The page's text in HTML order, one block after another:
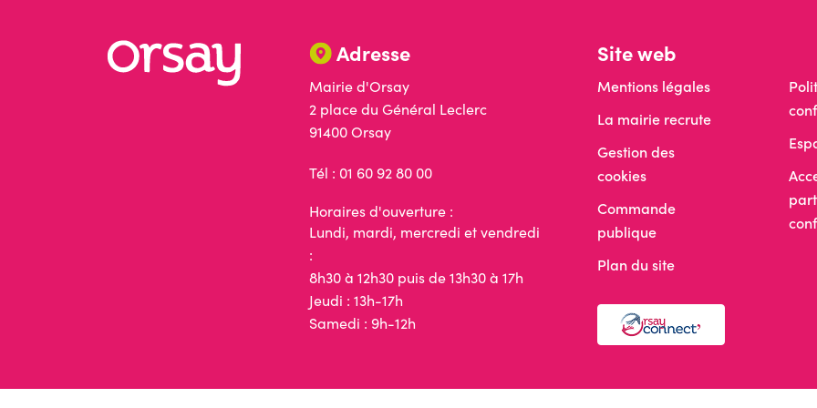
Adresse
Mairie d'Orsay
2 place du Général Leclerc
91400 Orsay
Tél : 01 60 92 80 00
Horaires d'ouverture :
Lundi, mardi, mercredi et vendredi
:
8h30 à 12h30 puis de 13h30 à 17h
Jeudi : 13h-17h
Samedi : 9h-12h
Site web
Mentions légales
La mairie recrute
Gestion des
cookies
Commande
publique
Plan du site